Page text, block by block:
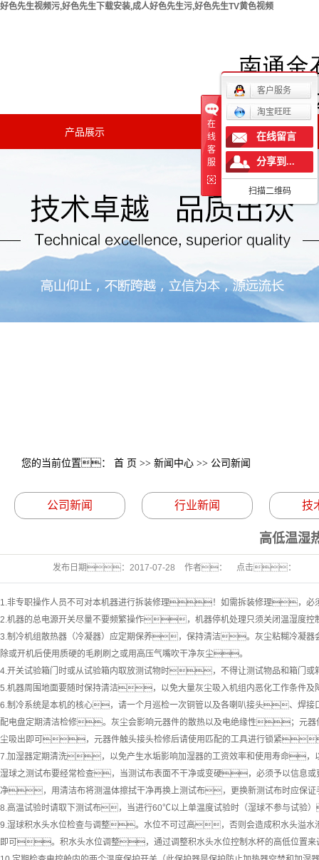
好色先生视频污,好色先生下载安装,成人好色先生污,好色先生TV黄色视频
产品展示 新闻中心
公司新闻
行业新闻
技术知识
您的当前位置： 首 页 >> 新闻中心 >> 公司新闻
公司新闻 行业新闻 技
高低温湿
发布日期： 2017-07-28 作者： 点击：
1.非专职操作人员不可对本机器进行拆装修理！如需拆装修理，
2.机器的总电源开关尽量不要频繁操作，机器停机处理只须关闭温湿度
3.制冷机组散热器（冷凝器）应定期保养，保持清洁。灰尘粘糊冷凝器
除或开机后使用质硬的毛刷刷之或用高压气嘴吹干净灰尘。
4.开关试验箱门时或从试验箱内取放测试物时，不得让测试物品和箱
5.机器周围地面要随时保持清洁，以免大量灰尘吸入机组内恶化工作条件
6.制冷系统是本机的核心，请一个月巡检一次铜管以及各喇叭接头、
配电盘定期清洁检修。灰尘会影响元器件的散热以及电绝缘性；元
尘吸出即可，元器件触头接头检修后请使用匹配的工具进行锁紧
7.加湿器定期清洗，以免产生水垢影响加湿器的工资效率和使用寿命
湿球之测试布要经常检查，当测试布表面不干净或变硬，必须予以信
净，用清洁布将测温体擦拭干净再换上测试布，更换新测试布时应保
8.高温试验时请取下测试布，当进行60℃以上单温度试验时（湿球不参与
9.湿球积水头水位检查与调整。水位不可过高，否则会造成积水头溢
即可。积水头水位调整，通过调整积水头水位控制水杯的高低位置
在
线
客
服
客户服务
淘宝旺旺
在线留言
分享到...
扫描二维码